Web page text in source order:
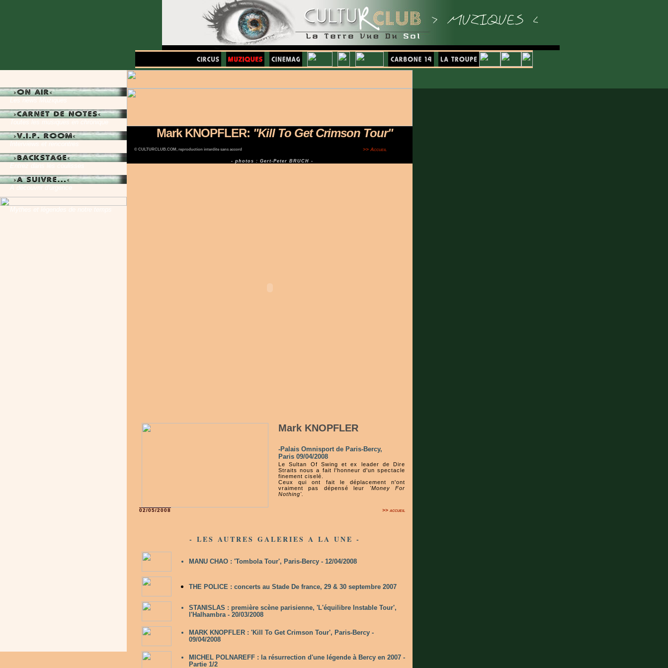
Mark KNOPFLER: "Kill To Get Crimson Tour"
© CULTURCLUB.COM, reproduction interdite sans accord >> Accueil
- photos : Gert-Peter BRUCH -
Mark KNOPFLER
-Palais Omnisport de Paris-Bercy,
Paris 09/04/2008
Le Sultan Of Swing et ex leader de Dire
Straits nous a fait l'honneur d'un spectacle
finement ciselé.
Ceux qui ont fait le déplacement n'ont
vraiment pas dépensé leur
'Money For
Nothing'.
02/05/2008 >> accueil
- LES AUTRES GALERIES A LA UNE -
MANU CHAO : 'Tombola Tour', Paris-Bercy - 12/04/2008
THE POLICE : concerts au Stade De france, 29 & 30 septembre 2007
STANISLAS : première scène parisienne, 'L'équilibre Instable Tour',
l'Halhambra - 20/03/2008
MARK KNOPFLER : 'Kill To Get Crimson Tour', Paris-Bercy -
09/04/2008
MICHEL POLNAREFF : la résurrection d'une légende à Bercy en 2007 -
Partie 1/2